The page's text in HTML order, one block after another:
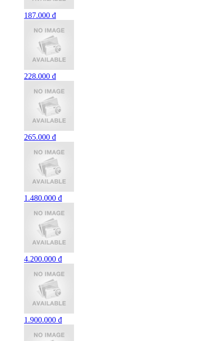
187.000 đ
228.000 đ
265.000 đ
1.480.000 đ
4.200.000 đ
1.900.000 đ